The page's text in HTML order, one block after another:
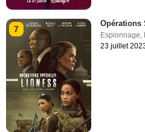
7
Opérations
Espionnage,
23 juillet